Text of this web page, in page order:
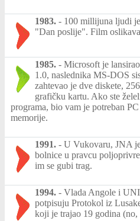
1983. - 100 millijuna ljudi
"Dan poslije". Film
1985. - Microsoft je
1.0, naslednika MS-DOS
zahtevao je dve diskete,
grafičku kartu. Ako ste
programa, bio vam je potreban
memorije.
1991. - U Vukovaru, JNA
bolnice u pravcu
im se gubi trag.
1994. - Vlada Angole i
potpisuju Protokol iz
koji je trajao 19 godina